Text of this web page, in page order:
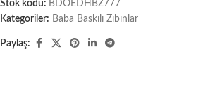
Stok kodu: BDOEDHBZ777
Kategoriler: Baba Baskılı Zıbınlar
Paylaş: